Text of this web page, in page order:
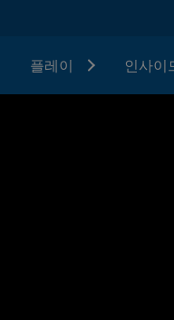
플레이 인사이